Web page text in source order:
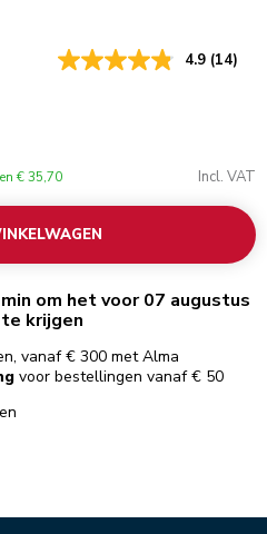
4.9 (14)
€ 35,70 Incl. VAT
om het voor 07 augustus
krijgen
vanaf € 300 met Alma
voor bestellingen vanaf € 50